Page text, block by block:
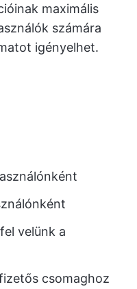
maximális
számára
igényelhet.
velünk a
csomaghoz